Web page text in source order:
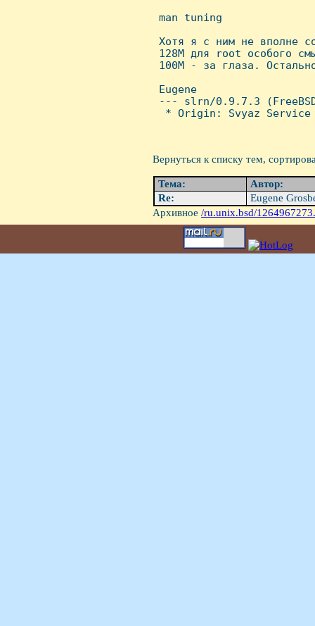
man tuning
Хотя я с ним не вполне
128M для root особого
100M - за глаза.
Eugene
--- slrn/0.9.7.3
* Origin: Svyaz
Вернуться к списку тем,
Тема:
Автор:
Re:
Eugene
Архивное /ru.unix.bsd/